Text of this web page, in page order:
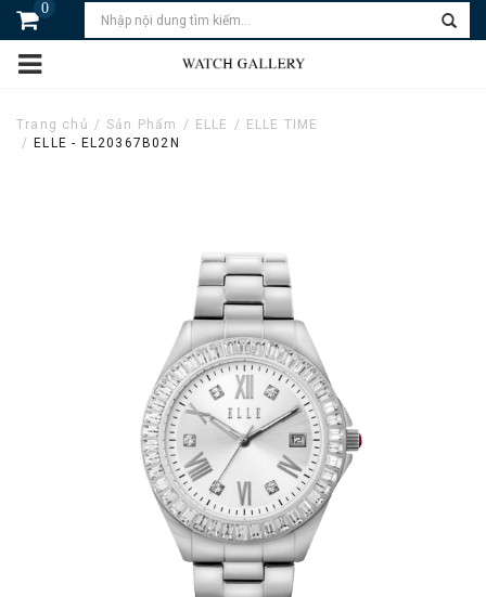
0
Trang chủ Sản Phẩm ELLE
ELLE TIME
ELLE - EL20367B02N